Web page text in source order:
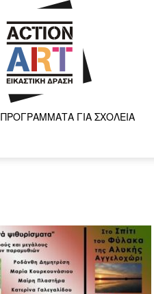
art
ΠΡΟΓΡΆΜΜΑΤΑ ΓΙΑ ΣΧΟΛΕΊΑ